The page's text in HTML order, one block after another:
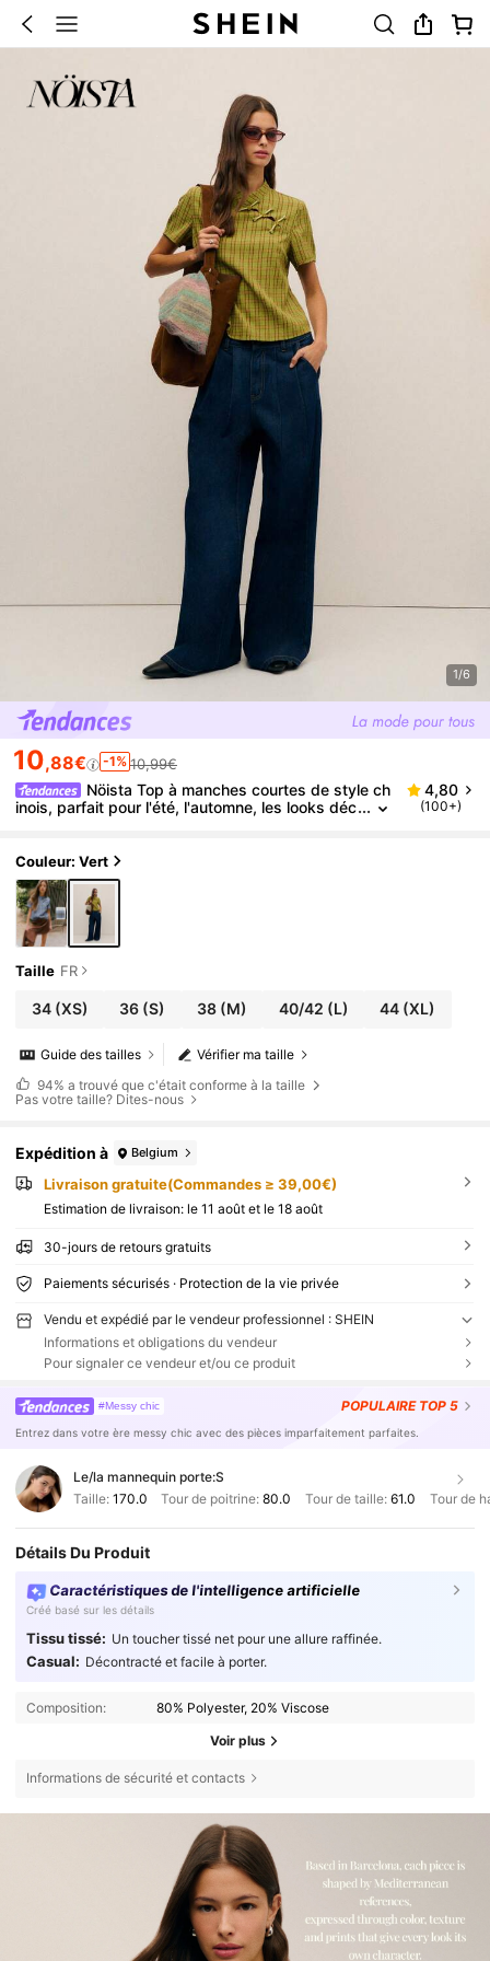
1/6
10,88€ -1% 10,99€
Nöista Top à manches courtes de style ch
inois, parfait pour l'été, l'automne, les looks déc
4,80
(100+)
Couleur: Vert
Taille FR
34(XS) 36 (S) 38(M) 40/42 (L) 44 (XL)
Vérifier ma taille
Guide des tailles
94% a trouvé que c'était conforme à la taille
Pas votre taille? Dites-nous
Expédition à Belgium
Livraison gratuite(Commandes ≥ 39,00€)
Estimation de livraison: le 11 août et le 18 août
30-jours de retours gratuits
Paiements sécurisés · Protection de la vie privée
Vendu et expédié par le vendeur professionnel : SHEIN
Informations et obligations du vendeur
Pour signaler ce vendeur et/ou ce produit
#Messy chic POPULAIRE TOP 5
Entrez dans votre ère messy chic avec des pièces imparfaitement parfaites.
Le/la mannequin porte:S
Taille: 170.0 Tour de poitrine:80.0 Tour de taille: 61.0 Tour de
Détails Du Produit
Caractéristiques de l'intelligence artificielle
Créé basé sur les détails
Tissu tissé: Un toucher tissé net pour une allure raffinée.
Casual: Décontracté et facile à porter.
Composition: 80% Polyester, 20% Viscose
Voir plus
Informations de sécurité et contacts